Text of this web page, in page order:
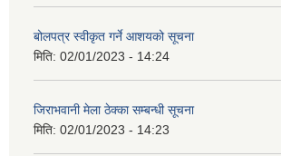
बोलपत्र स्वीकृत गर्ने आशयको सूचना
मिति: 02/01/2023 - 14:24
जिराभवानी मेला ठेक्का सम्बन्धी सूचना
मिति: 02/01/2023 - 14:23